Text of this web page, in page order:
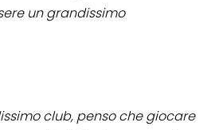
un grandissimo
club, penso che giocare